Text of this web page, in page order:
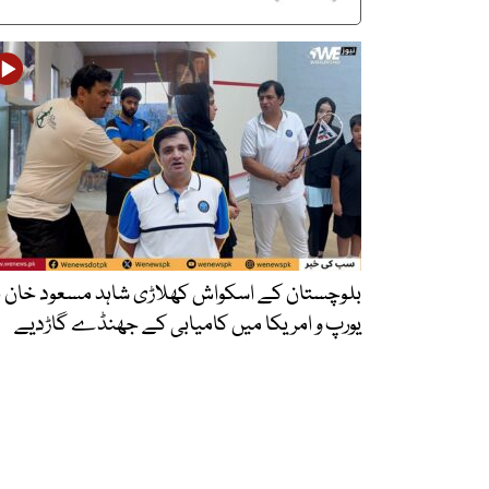
بلوچستان کے اسکواش کھلاڑی شاہد مسعود
یورپ و امریکا میں کامیابی کے جھنڈے گاڑدیے